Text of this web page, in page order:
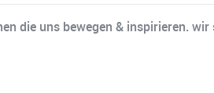
die uns bewegen & inspirieren.